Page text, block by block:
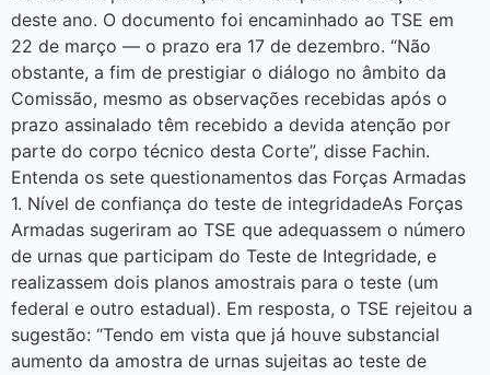
deste ano. O documento foi encaminhado ao TSE em
22 de março — o prazo era 17 de dezembro. “Não
obstante, a fim de prestigiar o diálogo no âmbito da
Comissão, mesmo as observações recebidas após o
prazo assinalado têm recebido a devida atenção por
parte do corpo técnico desta Corte”, disse Fachin.
Entenda os sete questionamentos das Forças Armadas
1. Nível de confiança do teste de integridadeAs Forças
Armadas sugeriram ao TSE que adequassem o número
de urnas que participam do Teste de Integridade, e
realizassem dois planos amostrais para o teste (um
federal e outro estadual). Em resposta, o TSE rejeitou a
sugestão: “Tendo em vista que já houve substancial
aumento da amostra de urnas sujeitas ao teste de